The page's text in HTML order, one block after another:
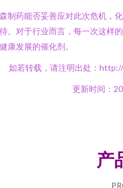
制药能否妥善应对此次危机，
。对于行业而言，每一次这样
康发展的催化剂。
如若转载，请注明出处：
更新时间：
产